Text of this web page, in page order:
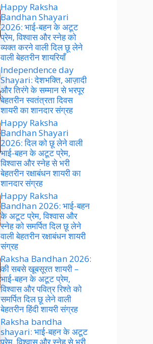
Happy Raksha
Bandhan Shayari
2026: भाई-बहन के अटूट
प्रेम, विश्वास और स्नेह को
व्यक्त करने वाली दिल छू लेने
वाली बेहतरीन शायरियाँ
Independence day
Shayari: देशभक्ति, आज़ादी
और तिरंगे के सम्मान से भरपूर
बेहतरीन स्वतंत्रता दिवस
शायरी का शानदार संग्रह
Happy Raksha
Bandhan Shayari
2026: दिल को छू लेने वाली
भाई-बहन के अटूट प्रेम,
विश्वास और स्नेह से भरी
बेहतरीन रक्षाबंधन शायरी का
शानदार संग्रह
Happy Raksha
Bandhan 2026: भाई-बहन
के अटूट प्रेम, विश्वास और
स्नेह को समर्पित दिल छू लेने
वाली बेहतरीन रक्षाबंधन शायरी
संग्रह
Raksha Bandhan 2026:
की सबसे खूबसूरत शायरी –
भाई-बहन के अटूट प्रेम,
विश्वास और पवित्र रिश्ते को
समर्पित दिल छू लेने वाली
बेहतरीन हिंदी शायरी संग्रह
Raksha bandha
shayari: भाई-बहन के अटूट
प्रेम, विश्वास और स्नेह से भरी